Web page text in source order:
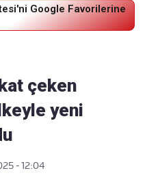
Google Favorilerine
çeken
yeni
- 12:04